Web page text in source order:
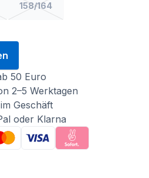
158/164
50 Euro
2–5 Werktagen
Geschäft
oder Klarna